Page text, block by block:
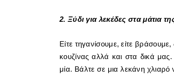
2. Ξύδι για λεκέδες στα μάτια
Είτε τηγανίσουμε, είτε
κουζίνας αλλά και στα δικά
μία. Βάλτε σε μια λεκάνη χλιαρό